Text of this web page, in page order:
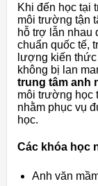
Khi đến học tại
môi trường tận
hỗ trợ lẫn nhau
chuẩn quốc tế,
lượng kiến
không bị lan
trung tâm anh
môi trường học
nhằm phục vụ
học.
Các khóa học
Anh văn